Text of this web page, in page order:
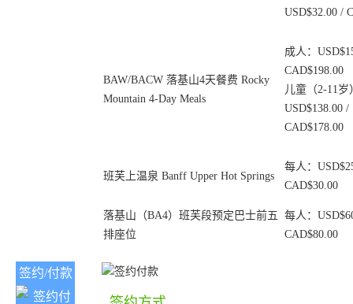
USD$32.00 /
BAW/BACW 落基山4天餐费 Rocky
Mountain 4-Day Meals
成人：
CAD$198.00
儿童（2-11岁
USD$138.00 /
CAD$178.00
班芙上温泉 Banff Upper Hot Springs
每人：
CAD$30.00
落基山（BA4）班芙段预定巴士前五
排座位
每人：
CAD$80.00
签约/付款